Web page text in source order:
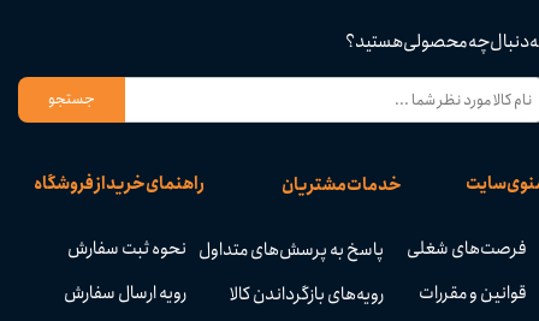
راهنمای خرید از فروشگاه
نحوه ثبت سفارش
رویه ارسال سفارش
خدمات مشتریان
پاسخ به پرسش‌های متداول
رویه‌های بازگرداندن کالا
سایت
فرصت‌های شغلی
قوانین و مقررات
دنبال چه محصولی هستید؟
جستجو